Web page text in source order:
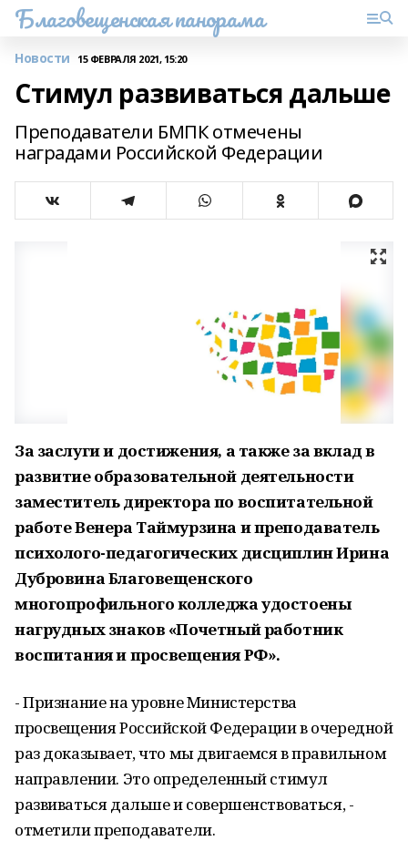
Благовещенская панорама
Новости 15 ФЕВРАЛЯ 2021, 15:20
Стимул развиваться дальше
Преподаватели БМПК отмечены
наградами Российской Федерации
За заслуги и достижения, а также за вклад в
развитие образовательной деятельности
заместитель директора по воспитательной
работе Венера Таймурзина и преподаватель
психолого-педагогических дисциплин Ирина
Дубровина Благовещенского
многопрофильного колледжа удостоены
нагрудных знаков «Почетный работник
воспитания и просвещения РФ».
- Признание на уровне Министерства
просвещения Российской Федерации в очередной
раз доказывает, что мы двигаемся в правильном
направлении. Это определенный стимул
развиваться дальше и совершенствоваться, -
отметили преподаватели.